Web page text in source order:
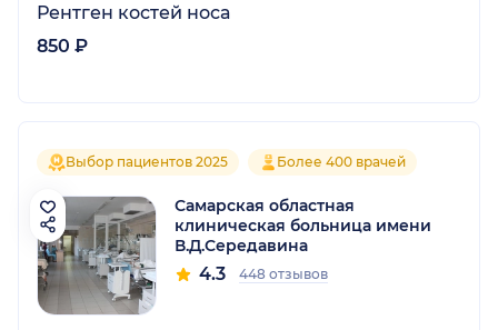
Рентген костей носа
850 ₽
Выбор пациентов 2025 Более 400 врачей
Самарская областная
клиническая больница имени
В.Д.Середавина
4.3 448 отзывов